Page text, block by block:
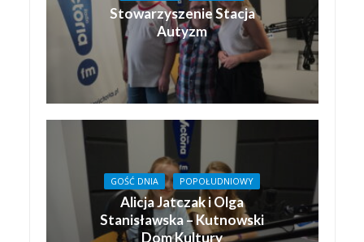
Stowarzyszenie Stacja
Autyzm
GOŚĆ DNIA POPOŁUDNIOWY
Alicja Jatczak i Olga
Stanisławska – Kutnowski
Dom Kultury